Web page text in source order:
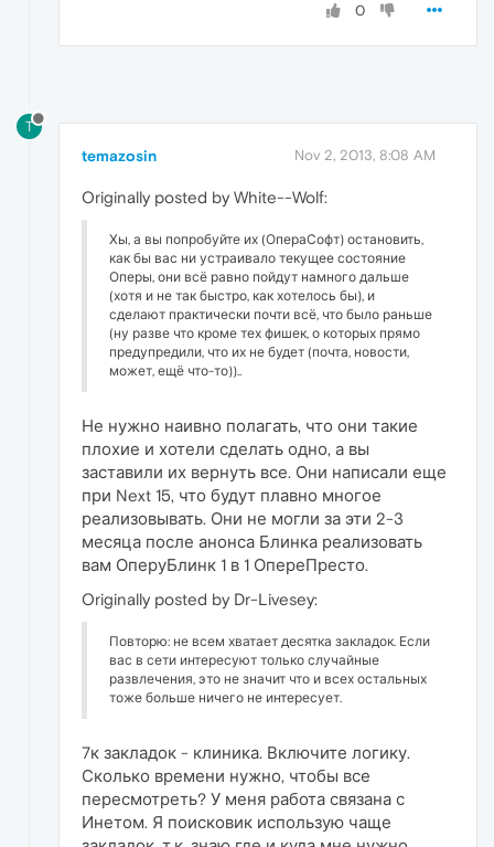
0
T
temazosin Nov 2, 2013, 8:08 AM
Originally posted by White--Wolf:
Хы, а вы попробуйте их (ОпераСофт) остановить,
как бы вас ни устраивало текущее состояние
Оперы, они всё равно пойдут намного дальше
(хотя и не так быстро, как хотелось бы), и
сделают практически почти всё, что было раньше
(ну разве что кроме тех фишек, о которых прямо
предупредили, что их не будет (почта, новости,
может, ещё что-то))..
Не нужно наивно полагать, что они такие
плохие и хотели сделать одно, а вы
заставили их вернуть все. Они написали еще
при Next 15, что будут плавно многое
реализовывать. Они не могли за эти 2-3
месяца после анонса Блинка реализовать
вам ОперуБлинк 1 в 1 ОпереПресто.
Originally posted by Dr-Livesey:
Повторю: не всем хватает десятка закладок. Если
вас в сети интересуют только случайные
развлечения, это не значит что и всех остальных
тоже больше ничего не интересует.
7к закладок - клиника. Включите логику.
Сколько времени нужно, чтобы все
пересмотреть? У меня работа связана с
Инетом. Я поисковик использую чаще